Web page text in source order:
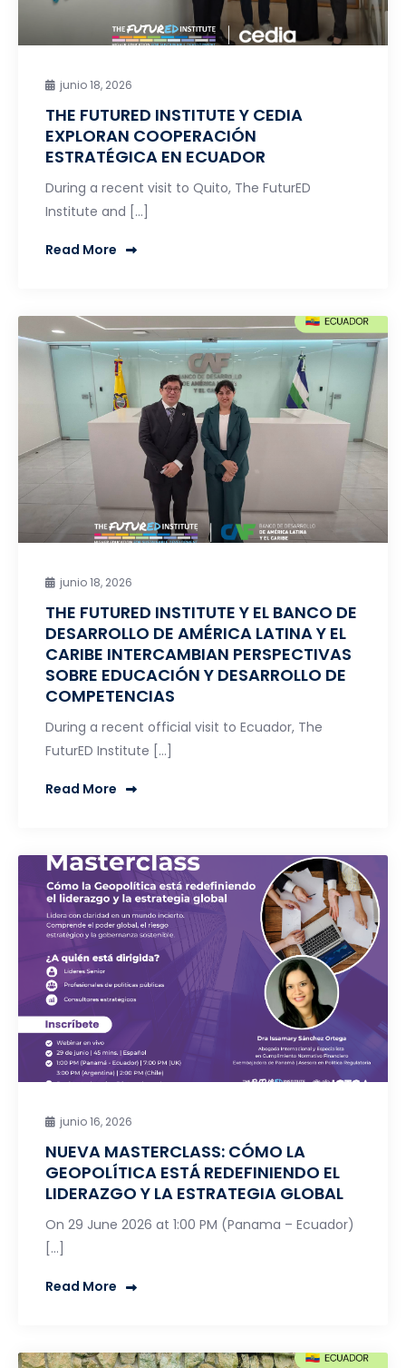
junio 18, 2026
THE FUTURED INSTITUTE Y CEDIA
EXPLORAN COOPERACIÓN
ESTRATÉGICA EN ECUADOR
During a recent visit to Quito, The FuturED
Institute and […]
Read More
junio 18, 2026
THE FUTURED INSTITUTE Y EL BANCO DE
DESARROLLO DE AMÉRICA LATINA Y EL
CARIBE INTERCAMBIAN PERSPECTIVAS
SOBRE EDUCACIÓN Y DESARROLLO DE
COMPETENCIAS
During a recent official visit to Ecuador, The
FuturED Institute […]
Read More
junio 16, 2026
NUEVA MASTERCLASS: CÓMO LA
GEOPOLÍTICA ESTÁ REDEFINIENDO EL
LIDERAZGO Y LA ESTRATEGIA GLOBAL
On 29 June 2026 at 1:00 PM (Panama – Ecuador)
[…]
Read More